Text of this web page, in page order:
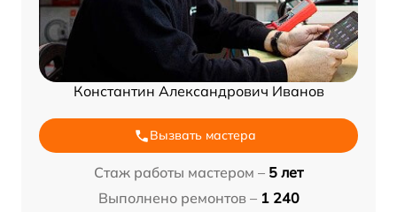
Константин Александрович Иванов
Вызвать мастера
Стаж работы мастером – 5 лет
Выполнено ремонтов – 1 240